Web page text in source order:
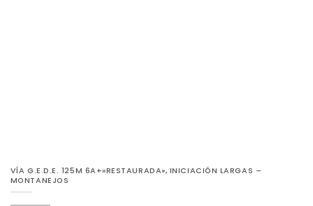
VÍA G.E.D.E. 125M 6A+»RESTAURADA», INICIACIÓN LARGAS –
MONTANEJOS